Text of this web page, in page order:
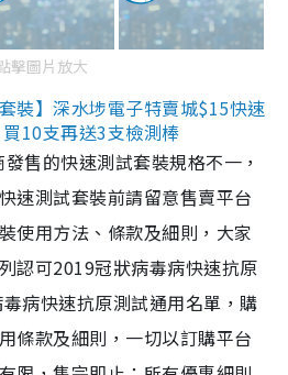
擊圖片放大
裝】深水埗電子特賣城$15快速
10支再送3支檢測棒
售的快速測試套裝規格不一，
速測試套裝前請留意售賣平台
使用方法、條款及細則，大家
認可2019冠狀病毒病快速抗原
病快速抗原測試通用名單，購
條款及細則，一切以訂購平台